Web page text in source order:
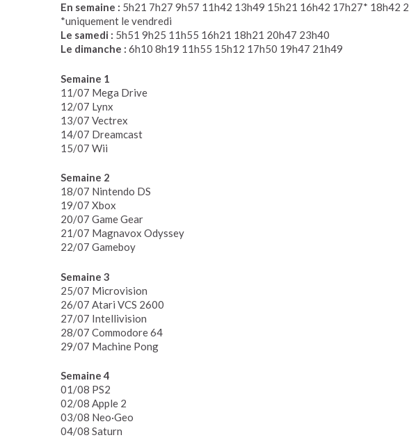
En semaine : 5h21 7h27 9h57 11h42 13h49 15h21 16h42 17h27* 18h42
*uniquement le vendredi
Le samedi : 5h51 9h25 11h55 16h21 18h21 20h47 23h40
Le dimanche : 6h10 8h19 11h55 15h12 17h50 19h47 21h49
Semaine 1
11/07 Mega Drive
12/07 Lynx
13/07 Vectrex
14/07 Dreamcast
15/07 Wii
Semaine 2
18/07 Nintendo DS
19/07 Xbox
20/07 Game Gear
21/07 Magnavox Odyssey
22/07 Gameboy
Semaine 3
25/07 Microvision
26/07 Atari VCS 2600
27/07 Intellivision
28/07 Commodore 64
29/07 Machine Pong
Semaine 4
01/08 PS2
02/08 Apple 2
03/08 Neo·Geo
04/08 Saturn